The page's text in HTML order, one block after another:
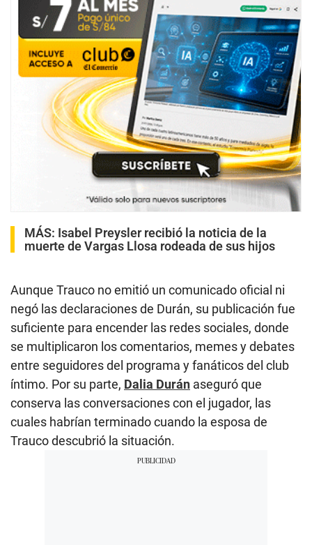
MÁS: Isabel Preysler recibió la noticia de la
muerte de Vargas Llosa rodeada de sus hijos
Aunque Trauco no emitió un comunicado oficial ni
negó las declaraciones de Durán, su publicación fue
suficiente para encender las redes sociales, donde
se multiplicaron los comentarios, memes y debates
entre seguidores del programa y fanáticos del club
íntimo. Por su parte, Dalia Durán aseguró que
conserva las conversaciones con el jugador, las
cuales habrían terminado cuando la esposa de
Trauco descubrió la situación.